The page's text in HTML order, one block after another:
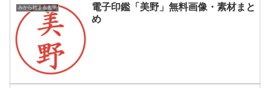
みから始まる名字
電子印鑑「美野」無料画像・素材まと
め